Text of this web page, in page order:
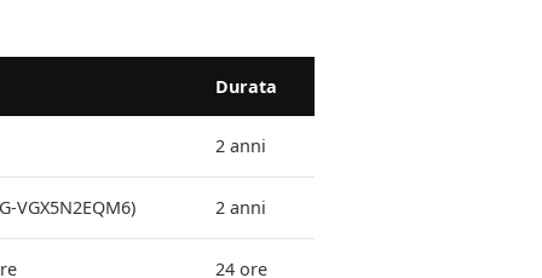
Durata
2 anni
VGX5N2EQM6) 2 anni
24 ore